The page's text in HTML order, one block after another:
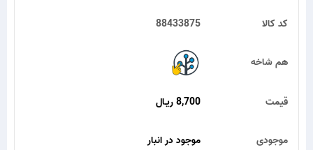
88433875 کد کالا
هم شاخه
8,700 ریـال قیمت
موجود در انبار موجودی